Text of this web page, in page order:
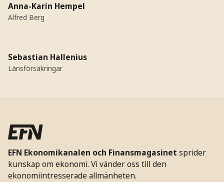
Anna-Karin Hempel
Alfred Berg
Sebastian Hallenius
Länsförsäkringar
EFN Ekonomikanalen och Finansmagasinet sprider
kunskap om ekonomi. Vi vänder oss till den
ekonomiintresserade allmänheten.